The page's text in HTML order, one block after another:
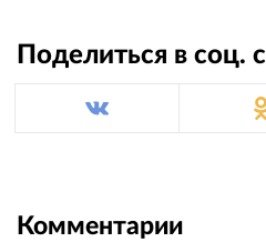
Поделиться в соц.
Комментарии